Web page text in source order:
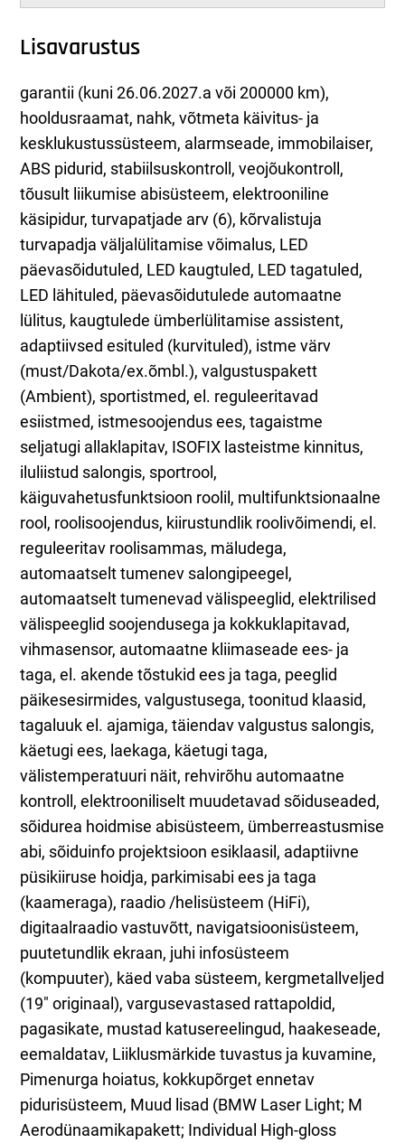
Lisavarustus
garantii (kuni 26.06.2027.a või 200000 km),
hooldusraamat, nahk, võtmeta käivitus- ja
kesklukustussüsteem, alarmseade, immobilaiser,
ABS pidurid, stabiilsuskontroll, veojõukontroll,
tõusult liikumise abisüsteem, elektrooniline
käsipidur, turvapatjade arv (6), kõrvalistuja
turvapadja väljalülitamise võimalus, LED
päevasõidutuled, LED kaugtuled, LED tagatuled,
LED lähituled, päevasõidutulede automaatne
lülitus, kaugtulede ümberlülitamise assistent,
adaptiivsed esituled (kurvituled), istme värv
(must/Dakota/ex.õmbl.), valgustuspakett
(Ambient), sportistmed, el. reguleeritavad
esiistmed, istmesoojendus ees, tagaistme
seljatugi allaklapitav, ISOFIX lasteistme kinnitus,
iluliistud salongis, sportrool,
käiguvahetusfunktsioon roolil, multifunktsionaalne
rool, roolisoojendus, kiirustundlik roolivõimendi, el.
reguleeritav roolisammas, mäludega,
automaatselt tumenev salongipeegel,
automaatselt tumenevad välispeeglid, elektrilised
välispeeglid soojendusega ja kokkuklapitavad,
vihmasensor, automaatne kliimaseade ees- ja
taga, el. akende tõstukid ees ja taga, peeglid
päikesesirmides, valgustusega, toonitud klaasid,
tagaluuk el. ajamiga, täiendav valgustus salongis,
käetugi ees, laekaga, käetugi taga,
välistemperatuuri näit, rehvirõhu automaatne
kontroll, elektrooniliselt muudetavad sõiduseaded,
sõidurea hoidmise abisüsteem, ümberreastusmise
abi, sõiduinfo projektsioon esiklaasil, adaptiivne
püsikiiruse hoidja, parkimisabi ees ja taga
(kaameraga), raadio /helisüsteem (HiFi),
digitaalraadio vastuvõtt, navigatsioonisüsteem,
puutetundlik ekraan, juhi infosüsteem
(kompuuter), käed vaba süsteem, kergmetallveljed
(19" originaal), vargusevastased rattapoldid,
pagasikate, mustad katusereelingud, haakeseade,
eemaldatav, Liiklusmärkide tuvastus ja kuvamine,
Pimenurga hoiatus, kokkupõrget ennetav
pidurisüsteem, Muud lisad (BMW Laser Light; M
Aerodünaamikapakett; Individual High-gloss